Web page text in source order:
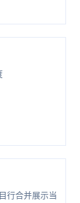
行合并展示当